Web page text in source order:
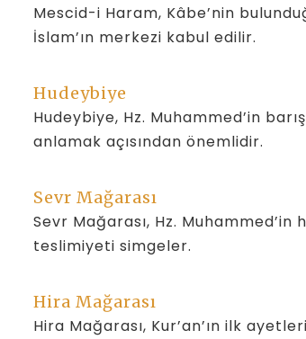
Mescid-i Haram, Kâbe’nin
İslam’ın merkezi kabul edilir.
Hudeybiye
Hudeybiye, Hz. Muhammed’in
anlamak açısından önemlidir.
Sevr Mağarası
Sevr Mağarası, Hz. Muhammed’in
teslimiyeti simgeler.
Hira Mağarası
Hira Mağarası, Kur’an’ın ilk